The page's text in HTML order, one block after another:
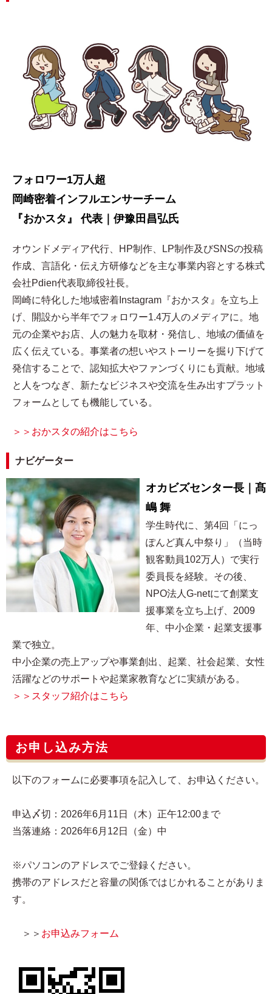
フォロワー1万人超
岡崎密着インフルエンサーチーム
『おかスタ』 代表｜伊豫田昌弘氏
オウンドメディア代行、HP制作、LP制作及びSNSの投稿
作成、言語化・伝え方研修などを主な事業内容とする株式
会社Pdien代表取締役社長。
岡崎に特化した地域密着Instagram『おかスタ』を立ち上
げ、開設から半年でフォロワー1.4万人のメディアに。地
元の企業やお店、人の魅力を取材・発信し、地域の価値を
広く伝えている。事業者の想いやストーリーを掘り下げて
発信することで、認知拡大やファンづくりにも貢献。地域
と人をつなぎ、新たなビジネスや交流を生み出すプラット
フォームとしても機能している。
＞＞おかスタの紹介はこちら
ナビゲーター
オカビズセンター長｜髙
嶋 舞
学生時代に、第4回「にっ
ぽんど真ん中祭り」（当時
観客動員102万人）で実行
委員長を経験。その後、
NPO法人G-netにて創業支
援事業を立ち上げ、2009
年、中小企業・起業支援事
業で独立。
中小企業の売上アップや事業創出、起業、社会起業、女性
活躍などのサポートや起業家教育などに実績がある。
＞＞スタッフ紹介はこちら
お申し込み方法
以下のフォームに必要事項を記入して、お申込ください。
申込〆切：2026年6月11日（木）正午12:00まで
当落連絡：2026年6月12日（金）中
※パソコンのアドレスでご登録ください。
携帯のアドレスだと容量の関係ではじかれることがありま
す。
＞＞ お申込みフォーム